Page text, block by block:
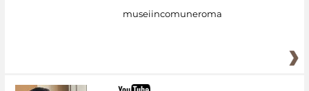
museiincomuneroma